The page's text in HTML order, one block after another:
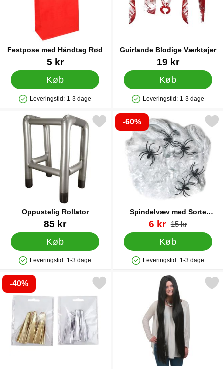
Festpose med Håndtag Rød
5 kr
Køb
Produkttilgængelighed: På lager
Leveringstid: 1-3 dage
Guirlande Blodige Værktøjer
Varenr 3869419 kr
Køb
Produkttilgængelighed: På lager
Leveringstid: 1-3 dage
Oppustelig Rollator
85 kr
Køb
Produkttilgængelighed: På lager
Leveringstid: 1-3 dage
Markér oppustelig Rollator som favorit
-60%
Spindelvæv med Sorte
Edderkopper 40g
Varenr 38697
pris
6 kr pris
15 kr
Køb
Produkttilgængelighed: På lager
Leveringstid: 1-3 dage
Markér spindelvæv med Sorte
-40%
Markér hængende Kvaster Guld/Sølv som favorit
Markér x-Tra Lang